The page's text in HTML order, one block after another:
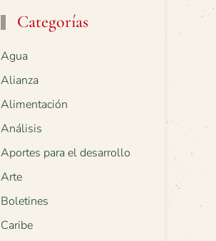
Categorías
Agua
Alianza
Alimentación
Análisis
Aportes para el desarrollo
Arte
Boletines
Caribe